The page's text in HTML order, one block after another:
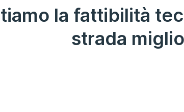
la fattibilità
strada